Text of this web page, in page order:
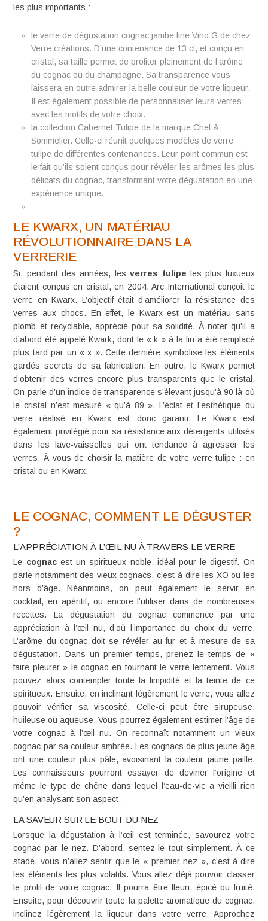
les plus importants :
le verre de dégustation cognac jambe fine Vino G de chez
Verre créations. D’une contenance de 13 cl, et conçu en
cristal, sa taille permet de profiter pleinement de l’arôme
du cognac ou du champagne. Sa transparence vous
laissera en outre admirer la belle couleur de votre liqueur.
Il est également possible de personnaliser leurs verres
avec les motifs de votre choix.
la collection Cabernet Tulipe de la marque Chef &
Sommelier. Celle-ci réunit quelques modèles de verre
tulipe de différentes contenances. Leur point commun est
le fait qu’ils soient conçus pour révéler les arômes les plus
délicats du cognac, transformant votre dégustation en une
expérience unique.
LE KWARX, UN MATÉRIAU
RÉVOLUTIONNAIRE DANS LA
VERRERIE
Si, pendant des années, lesverres tulipe les plus luxueux
étaient conçus en cristal, en 2004, Arc International conçoit le
verre en Kwarx. L’objectif était d’améliorer la résistance des
verres aux chocs. En effet, le Kwarx est un matériau sans
plomb et recyclable, apprécié pour sa solidité. À noter qu’il a
d’abord été appelé Kwark, dont le « k » à la fin a été remplacé
plus tard par un « x ». Cette dernière symbolise les éléments
gardés secrets de sa fabrication. En outre, le Kwarx permet
d’obtenir des verres encore plus transparents que le cristal.
On parle d’un indice de transparence s’élevant jusqu’à 90 là où
le cristal n’est mesuré « qu’à 89 ». L’éclat et l’esthétique du
verre réalisé en Kwarx est donc garanti. Le Kwarx est
également privilégié pour sa résistance aux détergents utilisés
dans les lave-vaisselles qui ont tendance à agresser les
verres. À vous de choisir la matière de votre verre tulipe : en
cristal ou en Kwarx.
LE COGNAC, COMMENT LE DÉGUSTER
?
L’APPRÉCIATION À L’ŒIL NU À TRAVERS LE VERRE
Le cognacest un spiritueux noble, idéal pour le digestif. On
parle notamment des vieux cognacs, c’est-à-dire les XO ou les
hors d’âge. Néanmoins, on peut également le servir en
cocktail, en apéritif, ou encore l’utiliser dans de nombreuses
recettes. La dégustation du cognac commence par une
appréciation à l’œil nu, d’où l’importance du choix du verre.
L’arôme du cognac doit se révéler au fur et à mesure de sa
dégustation. Dans un premier temps, prenez le temps de «
faire pleurer » le cognac en tournant le verre lentement. Vous
pouvez alors contempler toute la limpidité et la teinte de ce
spiritueux. Ensuite, en inclinant légèrement le verre, vous allez
pouvoir vérifier sa viscosité. Celle-ci peut être sirupeuse,
huileuse ou aqueuse. Vous pourrez également estimer l’âge de
votre cognacà l’œil nu. On reconnaît notamment un vieux
cognac par sa couleur ambrée. Les cognacs de plus jeune âge
ont une couleur plus pâle, avoisinant la couleur jaune paille.
Les connaisseurs pourront essayer de deviner l’origine et
même le type de chêne dans lequel l’eau-de-vie a vieilli rien
qu’en analysant son aspect.
LA SAVEUR SUR LE BOUT DU NEZ
Lorsque la dégustation à l’œil est terminée, savourez votre
cognac par le nez. D’abord, sentez-le tout simplement. À ce
stade, vous n’allez sentir que le « premier nez », c’est-à-dire
les éléments les plus volatils. Vous allez déjà pouvoir classer
le profil de votre cognac. Il pourra être fleuri, épicé ou fruité.
Ensuite, pour découvrir toute la palette aromatique du cognac,
inclinez légèrement la liqueur dans votre verre. Approchez